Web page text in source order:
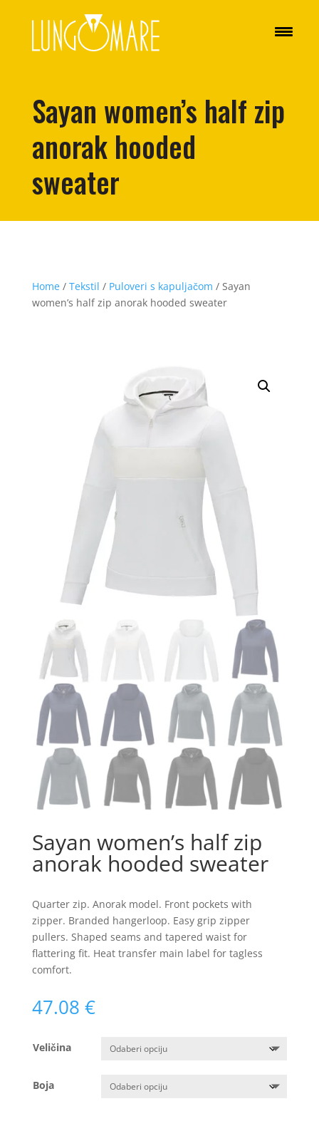
Sayan women’s half zip
anorak hooded
sweater
Home/ Tekstil / Puloveri s kapuljačom / Sayan
women’s half zip anorak hooded sweater
Sayan women’s half zip
anorak hooded sweater
Quarter zip. Anorak model. Front pockets with
zipper. Branded hangerloop. Easy grip zipper
pullers. Shaped seams and tapered waist for
flattering fit. Heat transfer main label for tagless
comfort.
47.08 €
Veličina
Boja